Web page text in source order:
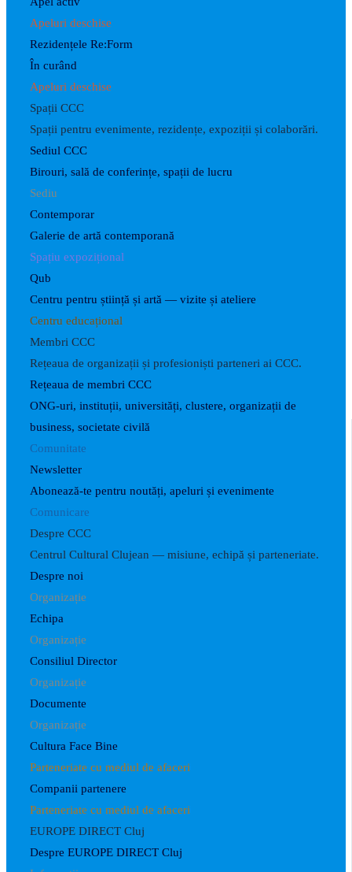
Apeluri deschise
Rezidențele Re:Form
În curând
Apeluri deschise
Spații CCC
Spații pentru evenimente, rezidențe, expoziții și colaborări.
Sediul CCC
Birouri, sală de conferințe, spații de lucru
Sediu
Contemporar
Galerie de artă contemporană
Spațiu expozițional
Qub
Centru pentru știință și artă — vizite și ateliere
Centru educațional
Membri CCC
Rețeaua de organizații și profesioniști parteneri ai CCC.
Rețeaua de membri CCC
ONG-uri, instituții, universități, clustere, organizații de
business, societate civilă
Comunitate
Newsletter
Abonează-te pentru noutăți, apeluri și evenimente
Comunicare
Despre CCC
Centrul Cultural Clujean — misiune, echipă și parteneriate.
Despre noi
Organizație
Echipa
Organizație
Consiliul Director
Organizație
Documente
Organizație
Cultura Face Bine
Parteneriate cu mediul de afaceri
Companii partenere
Parteneriate cu mediul de afaceri
EUROPE DIRECT Cluj
Despre EUROPE DIRECT Cluj